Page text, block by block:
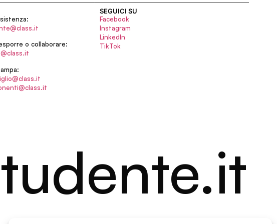
o collaborare:
SEGUICI SU
Facebook
Instagram
LinkedIn
TikTok